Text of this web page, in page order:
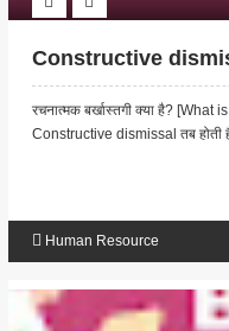
Constructive
रचनात्मक बर्खास्तगी क्या है?
Constructive dismissal तब होती
Human Resource